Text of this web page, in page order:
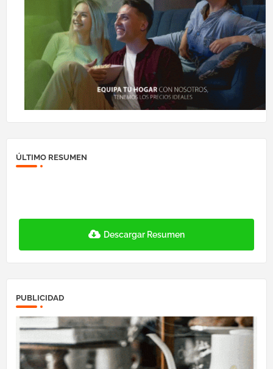
ÚLTIMO RESUMEN
Descargar Resumen
PUBLICIDAD